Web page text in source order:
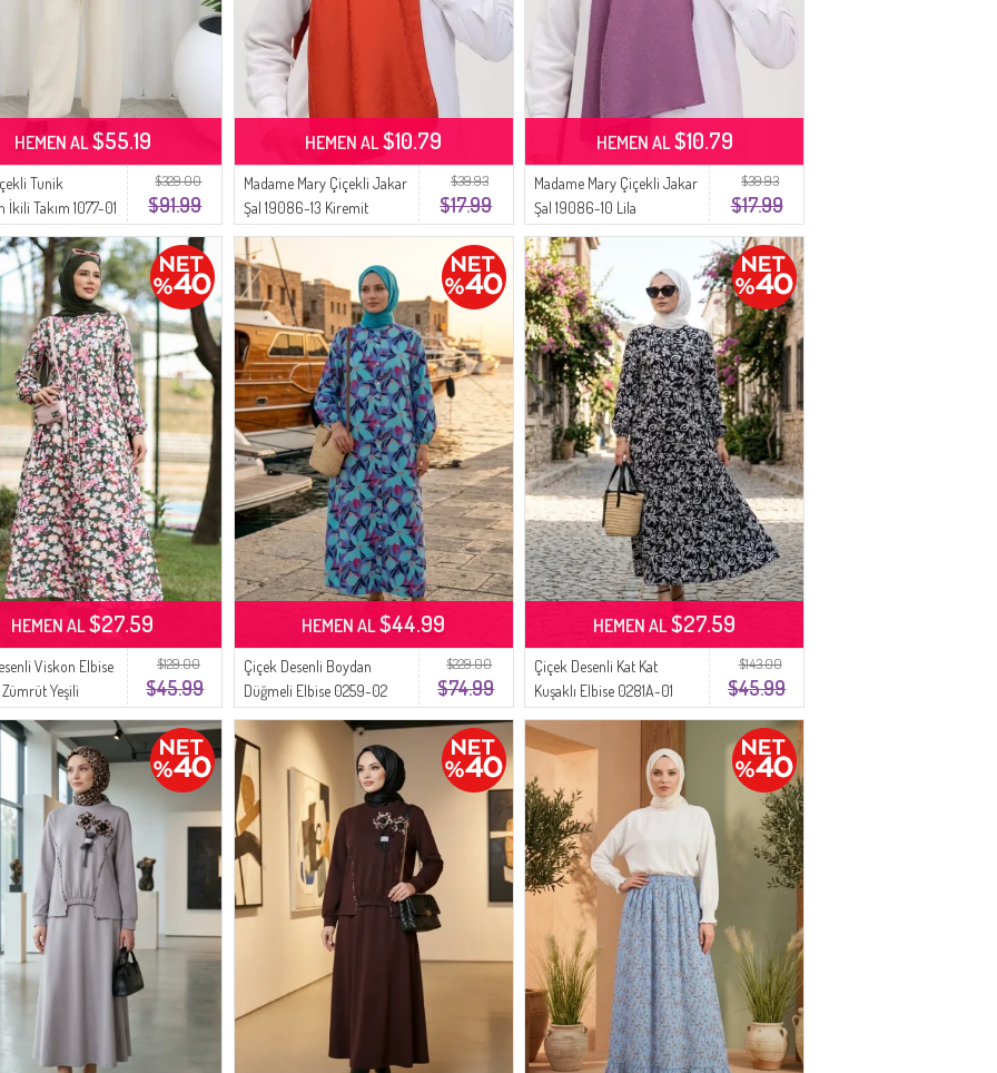
$329.00
$91.99
Tunik
İkili Takım 1077-01
HEMEN AL$55.19
$39.93
$17.99
Madame Mary Çiçekli Jakar
Şal 19086-13 Kiremit
HEMEN AL$10.79
$39.93
$17.99
Madame Mary Çiçekli Jakar
Şal 19086-10 Lila
HEMEN AL$10.79
$129.00
$45.99
Viskon Elbise
Yeşili
HEMEN AL$27.59
$229.00
$74.99
Çiçek Desenli Boydan
Düğmeli Elbise 0259-02
Çağla Yeşili
HEMEN AL$44.99
$143.00
$45.99
Çiçek Desenli Kat Kat
Kuşaklı Elbise 0281A-01
Siyah Beyaz
HEMEN AL$27.59